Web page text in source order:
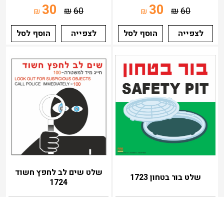
60
₪
30
₪
לצפייה
הוסף לסל
60
₪
30
₪
לצפייה
הוסף לסל
שלט בור בטחון 1723
שלט שים לב לחפץ חשוד
1724